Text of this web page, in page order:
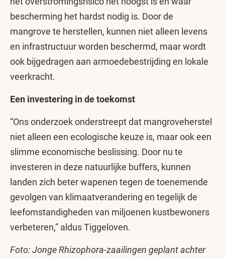
bescherming het hardst nodig is. Door de
mangrove te herstellen, kunnen niet alleen levens
en infrastructuur worden beschermd, maar wordt
ook bijgedragen aan armoedebestrijding en lokale
veerkracht.
Een investering in de toekomst
“Ons onderzoek onderstreept dat mangroveherstel
niet alleen een ecologische keuze is, maar ook een
slimme economische beslissing. Door nu te
investeren in deze natuurlijke buffers, kunnen
landen zich beter wapenen tegen de toenemende
gevolgen van klimaatverandering en tegelijk de
leefomstandigheden van miljoenen kustbewoners
verbeteren,” aldus Tiggeloven.
Foto: Jonge Rhizophora-zaailingen geplant achter